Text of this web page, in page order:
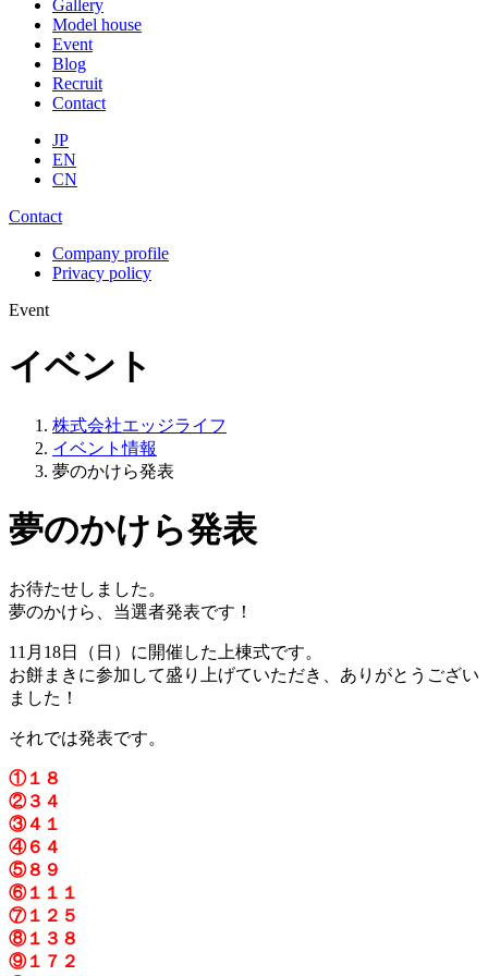
Gallery
Model house
Event
Blog
Recruit
Contact
JP
EN
CN
Contact
Company profile
Privacy policy
Event
イベント
株式会社エッジライフ
イベント情報
夢のかけら発表
夢のかけら発表
お待たせしました。
夢のかけら、当選者発表です！
11月18日（日）に開催した上棟式です。
お餅まきに参加して盛り上げていただき、ありがとうござい
ました！
それでは発表です。
①１８
②３４
③４１
④６４
⑤８９
⑥１１１
⑦１２５
⑧１３８
⑨１７２